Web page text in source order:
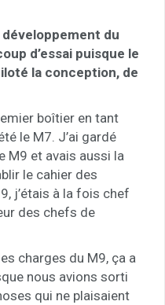
du
d’essai puisque le
la conception, de
boîtier en tant
le M7. J’ai gardé
M9 et avais aussi la
le cahier des
j’étais à la fois chef
des chefs de
charges du M9, ça a
nous avions sorti
qui ne plaisaient